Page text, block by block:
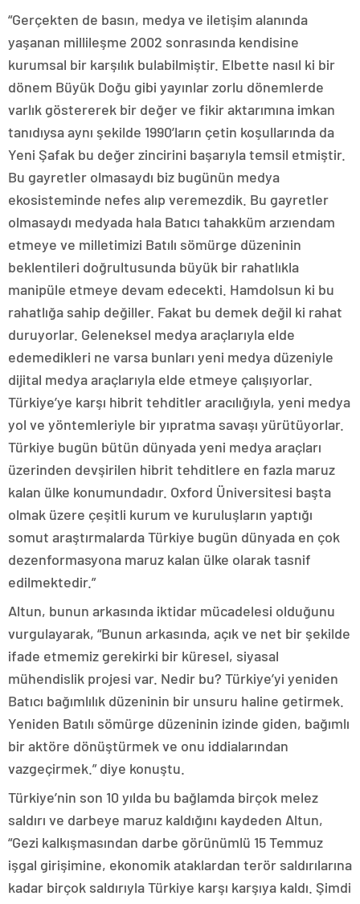
“Gerçekten de basın, medya ve iletişim alanında
yaşanan millileşme 2002 sonrasında kendisine
kurumsal bir karşılık bulabilmiştir. Elbette nasıl ki bir
dönem Büyük Doğu gibi yayınlar zorlu dönemlerde
varlık göstererek bir değer ve fikir aktarımına imkan
tanıdıysa aynı şekilde 1990’ların çetin koşullarında da
Yeni Şafak bu değer zincirini başarıyla temsil etmiştir.
Bu gayretler olmasaydı biz bugünün medya
ekosisteminde nefes alıp veremezdik. Bu gayretler
olmasaydı medyada hala Batıcı tahakküm arzıendam
etmeye ve milletimizi Batılı sömürge düzeninin
beklentileri doğrultusunda büyük bir rahatlıkla
manipüle etmeye devam edecekti. Hamdolsun ki bu
rahatlığa sahip değiller. Fakat bu demek değil ki rahat
duruyorlar. Geleneksel medya araçlarıyla elde
edemedikleri ne varsa bunları yeni medya düzeniyle
dijital medya araçlarıyla elde etmeye çalışıyorlar.
Türkiye’ye karşı hibrit tehditler aracılığıyla, yeni medya
yol ve yöntemleriyle bir yıpratma savaşı yürütüyorlar.
Türkiye bugün bütün dünyada yeni medya araçları
üzerinden devşirilen hibrit tehditlere en fazla maruz
kalan ülke konumundadır. Oxford Üniversitesi başta
olmak üzere çeşitli kurum ve kuruluşların yaptığı
somut araştırmalarda Türkiye bugün dünyada en çok
dezenformasyona maruz kalan ülke olarak tasnif
edilmektedir.”
Altun, bunun arkasında iktidar mücadelesi olduğunu
vurgulayarak, “Bunun arkasında, açık ve net bir şekilde
ifade etmemiz gerekirki bir küresel, siyasal
mühendislik projesi var. Nedir bu? Türkiye’yi yeniden
Batıcı bağımlılık düzeninin bir unsuru haline getirmek.
Yeniden Batılı sömürge düzeninin izinde giden, bağımlı
bir aktöre dönüştürmek ve onu iddialarından
vazgeçirmek.” diye konuştu.
Türkiye’nin son 10 yılda bu bağlamda birçok melez
saldırı ve darbeye maruz kaldığını kaydeden Altun,
“Gezi kalkışmasından darbe görünümlü 15 Temmuz
işgal girişimine, ekonomik ataklardan terör saldırılarına
kadar birçok saldırıyla Türkiye karşı karşıya kaldı. Şimdi